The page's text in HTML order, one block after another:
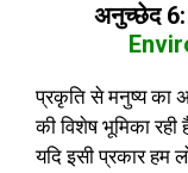
अनुच्छेद
प्रकृति से मनुष्य का
की विशेष भूमिका
यदि इसी प्रकार हम